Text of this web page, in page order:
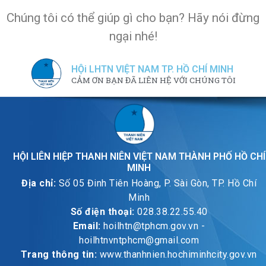
Chúng tôi có thể giúp gì cho bạn? Hãy nói đừng
ngại nhé!
HỘi LHTN VIỆT NAM TP. HỒ CHÍ MINH
CẢM ƠN BẠN ĐÃ LIÊN HỆ VỚI CHÚNG TÔI
HỘI LIÊN HIỆP THANH NIÊN VIỆT NAM THÀNH PHỐ HỒ CHÍ
MINH
Địa chỉ: Số 05 Đinh Tiên Hoàng, P. Sài Gòn, TP. Hồ Chí
Minh
Số điện thoại: 028.38.22.55.40
Email: hoilhtn@tphcm.gov.vn -
hoilhtnvntphcm@gmail.com
Trang thông tin: www.thanhnien.hochiminhcity.gov.vn